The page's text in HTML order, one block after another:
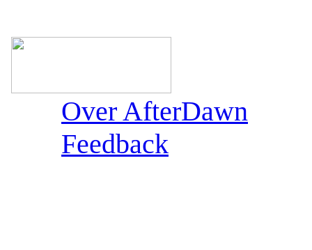
Over AfterDawn
Feedback